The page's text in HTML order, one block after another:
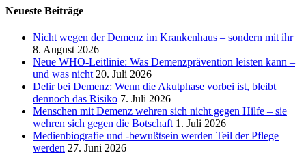
Neueste Beiträge
Nicht wegen der Demenz im Krankenhaus – sondern mit ihr
8. August 2026
Neue WHO-Leitlinie: Was Demenzprävention leisten kann –
und was nicht 20. Juli 2026
Delir bei Demenz: Wenn die Akutphase vorbei ist, bleibt
dennoch das Risiko 7. Juli 2026
Menschen mit Demenz wehren sich nicht gegen Hilfe – sie
wehren sich gegen die Botschaft 1. Juli 2026
Medienbiografie und -bewußtsein werden Teil der Pflege
werden 27. Juni 2026